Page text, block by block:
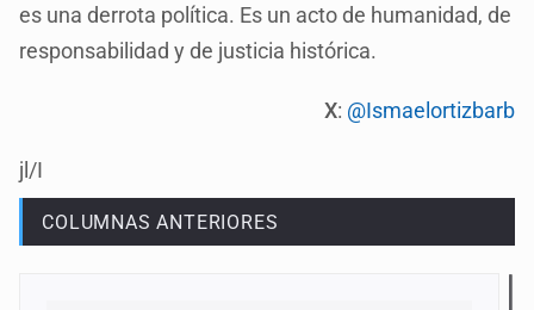
es una derrota política. Es un acto de humanidad, de
responsabilidad y de justicia histórica.
X: @Ismaelortizbarb
jl/I
COLUMNAS ANTERIORES